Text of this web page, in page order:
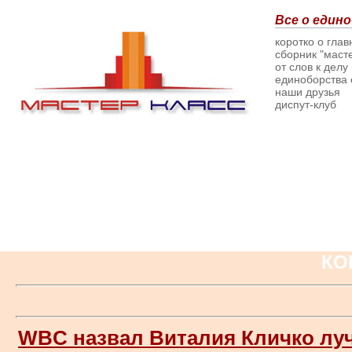
Все о
коротко о
сборник
от слов к делу
наши друзья
диспут-клуб
WBC назвал Виталия Кличко